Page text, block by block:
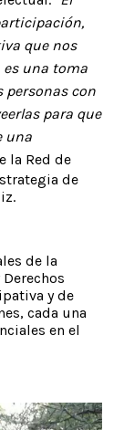
que nos
una toma
personas con
para que
una
la Red de
de
de la
y de
cada una
en el